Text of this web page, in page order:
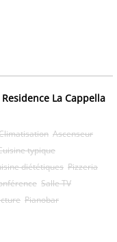
La Cappella
Ascenseur
typique
diététiques Pizzeria
Salle TV
Pianobar